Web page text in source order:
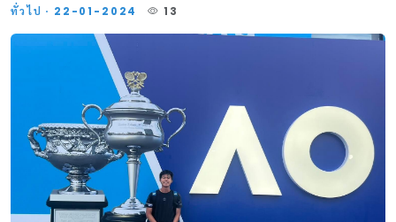
ทั่วไป · 22-01-2024 13